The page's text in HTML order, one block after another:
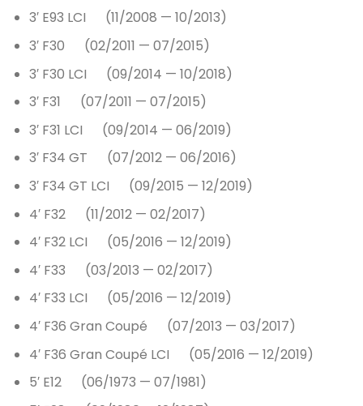
3′ E93 LCI (11/2008 — 10/2013)
3′ F30 (02/2011 — 07/2015)
3′ F30 LCI (09/2014 — 10/2018)
3′ F31 (07/2011 — 07/2015)
3′ F31 LCI (09/2014 — 06/2019)
3′ F34 GT (07/2012 — 06/2016)
3′ F34 GT LCI (09/2015 — 12/2019)
4′ F32 (11/2012 — 02/2017)
4′ F32 LCI (05/2016 — 12/2019)
4′ F33 (03/2013 — 02/2017)
4′ F33 LCI (05/2016 — 12/2019)
4′ F36 Gran Coupé (07/2013 — 03/2017)
4′ F36 Gran Coupé LCI (05/2016 — 12/2019)
5′ E12 (06/1973 — 07/1981)